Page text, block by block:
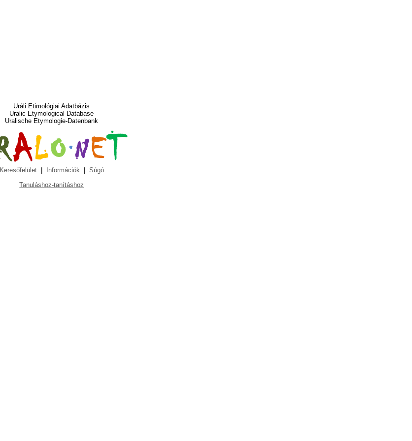
Uráli Etimológiai Adatbázis
Uralic Etymological Database
Uralische Etymologie-Datenbank
Keresőfelület| Információk| Súgó
Tanuláshoz-tanításhoz